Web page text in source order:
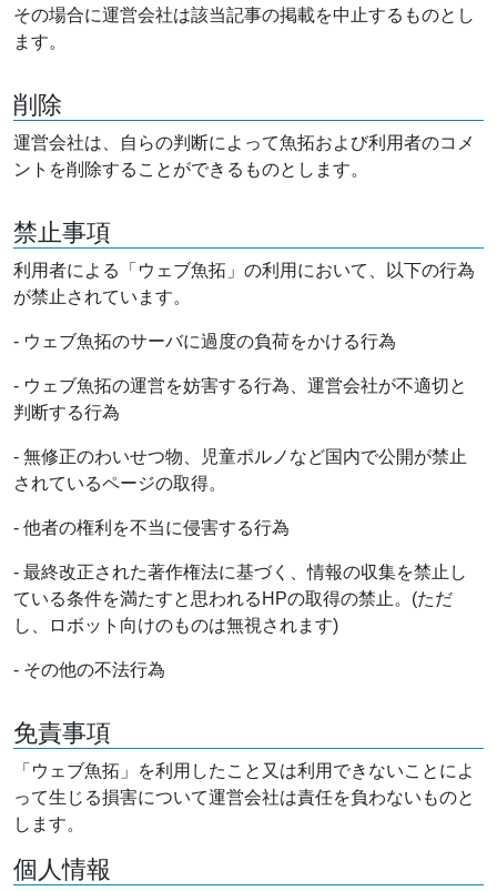
その場合に運営会社は該当記事の掲載を中止するものとし
ます。
削除
運営会社は、自らの判断によって魚拓および利用者のコメ
ントを削除することができるものとします。
禁止事項
利用者による「ウェブ魚拓」の利用において、以下の行為
が禁止されています。
- ウェブ魚拓のサーバに過度の負荷をかける行為
- ウェブ魚拓の運営を妨害する行為、運営会社が不適切と
判断する行為
- 無修正のわいせつ物、児童ポルノなど国内で公開が禁止
されているページの取得。
- 他者の権利を不当に侵害する行為
- 最終改正された著作権法に基づく、情報の収集を禁止し
ている条件を満たすと思われるHPの取得の禁止。(ただ
し、ロボット向けのものは無視されます)
- その他の不法行為
免責事項
「ウェブ魚拓」を利用したこと又は利用できないことによ
って生じる損害について運営会社は責任を負わないものと
します。
個人情報